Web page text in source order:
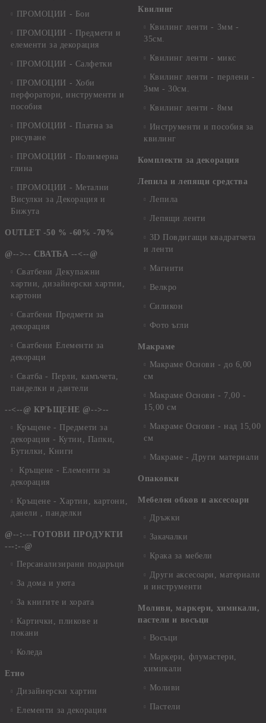
ПРОМОЦИИ - Бои
ПРОМОЦИИ - Предмети и
елементи за декорация
ПРОМОЦИИ - Салфетки
ПРОМОЦИИ - Хоби
перфоратори, инструменти и
пособия
ПРОМОЦИИ - Платна за
рисуване
ПРОМОЦИИ - Полимерна
глина
ПРОМОЦИИ - Метални
Висулки за Декорация и
Бижута
OUTLET -50 % -60% -70%
@-->-- СВАТБА --<--@
Сватбени Декупажни
хартии, дизайнерски хартии,
картони
Сватбени Предмети за
декорация
Сватбени Елементи за
декораци
Сватба - Перли, камъчета,
панделки и дантели
--<--@ КРЪЩЕНЕ @-->--
Кръщене - Предмети за
декорация - Кутии, Папки,
Бутилки, Книги
Кръщене - Елементи за
декорация
Кръщене - Хартии, картони,
данели , панделки
@--:---ГОТОВИ ПРОДУКТИ
---:--@
Персанализирани подаръци
За дома и уюта
За книгите и хората
Картички, пликове и
покани
Коледа
Етно
Дизайнерски хартии
Елементи за декорация
Квилинг
Квилинг ленти - 3мм -
35см.
Квилинг ленти - микс
Квилинг ленти - перлени -
3мм - 30см.
Квилинг ленти - 8мм
Инструменти и пособия за
квилинг
Комплекти за декорация
Лепила и лепящи средства
Лепила
Лепящи ленти
3D Повдигащи квадратчета
и ленти
Магнити
Велкро
Силикон
Фото ъгли
Макраме
Макраме Основи - до 6,00
см
Макраме Основи - 7,00 -
15,00 см
Макраме Основи - над 15,00
см
Макраме - Други материали
Опаковки
Мебелен обков и аксесоари
Дръжки
Закачалки
Крака за мебели
Други аксесоари, материали
и инструменти
Моливи, маркери, химикали,
пастели и восъци
Восъци
Маркери, флумастери,
химикали
Моливи
Пастели